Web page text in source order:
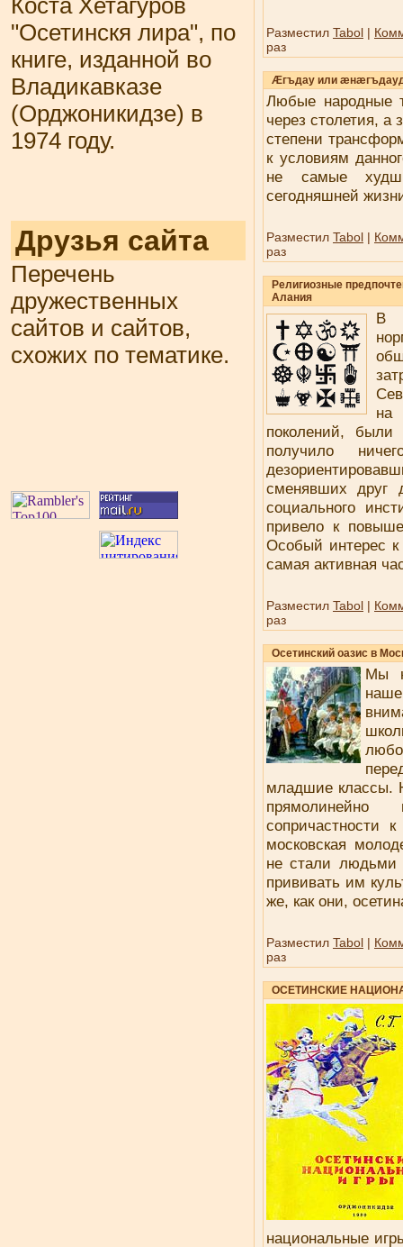
Коста Хетагуров
"Осетинскя лира", по
книге, изданной во
Владикавказе
(Орджоникидзе) в
1974 году.
Друзья сайта
Перечень
дружественных
сайтов и сайтов,
схожих по тематике.
Разместил Tabol |
раз
Æгъдау или
Любые народные
через столетия, а
степени
к условиям
не самые
сегодняшней
Разместил Tabol |
раз
Религиозные
Алания
В
на
поколений, были
получило
сменявших друг
социального
привело к
Особый интерес к
самая активная
Разместил Tabol |
раз
Осетинский оазис в
Мы
младшие классы.
сопричастности
московская
не стали людьми
прививать им
же, как они,
Разместил Tabol |
раз
ОСЕТИНСКИЕ
национальные